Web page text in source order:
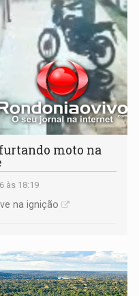
moto na
às 18:19
na ignição